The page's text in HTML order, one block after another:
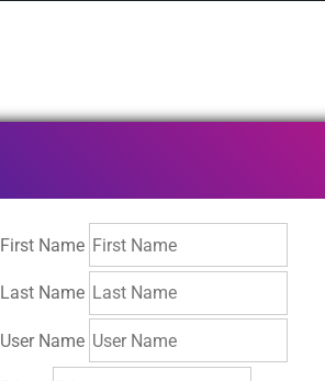
First Name
Last Name
User Name